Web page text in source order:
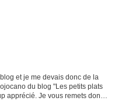
et je me devais donc de la
du blog "Les petits plats
apprécié. Je vous remets donc